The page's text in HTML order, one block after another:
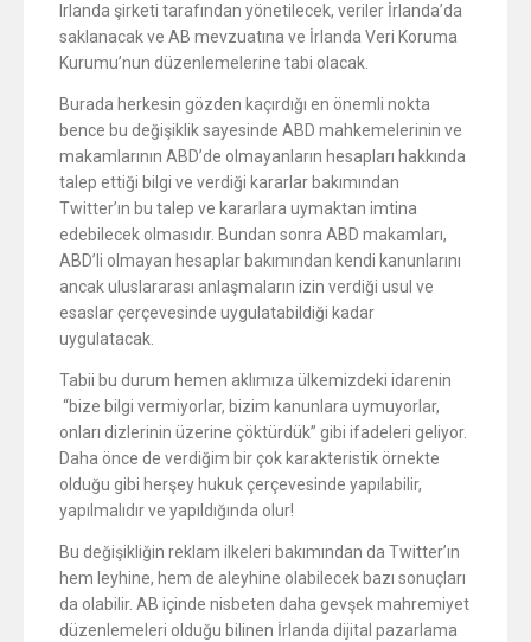
Irlanda şirketi tarafından yönetilecek, veriler İrlanda’da
saklanacak ve AB mevzuatına ve İrlanda Veri Koruma
Kurumu’nun düzenlemelerine tabi olacak.
Burada herkesin gözden kaçırdığı en önemli nokta
bence bu değişiklik sayesinde ABD mahkemelerinin ve
makamlarının ABD’de olmayanların hesapları hakkında
talep ettiği bilgi ve verdiği kararlar bakımından
Twitter’ın bu talep ve kararlara uymaktan imtina
edebilecek olmasıdır. Bundan sonra ABD makamları,
ABD’li olmayan hesaplar bakımından kendi kanunlarını
ancak uluslararası anlaşmaların izin verdiği usul ve
esaslar çerçevesinde uygulatabildiği kadar
uygulatacak.
Tabii bu durum hemen aklımıza ülkemizdeki idarenin
“bize bilgi vermiyorlar, bizim kanunlara uymuyorlar,
onları dizlerinin üzerine çöktürdük” gibi ifadeleri geliyor.
Daha önce de verdiğim bir çok karakteristik örnekte
olduğu gibi herşey hukuk çerçevesinde yapılabilir,
yapılmalıdır ve yapıldığında olur!
Bu değişikliğin reklam ilkeleri bakımından da Twitter’ın
hem leyhine, hem de aleyhine olabilecek bazı sonuçları
da olabilir. AB içinde nisbeten daha gevşek mahremiyet
düzenlemeleri olduğu bilinen İrlanda dijital pazarlama